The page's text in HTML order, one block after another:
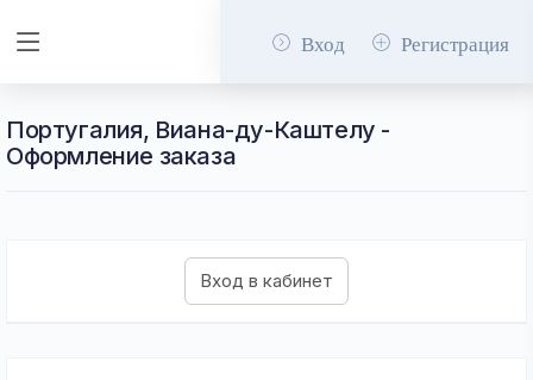
Вход Регистрация
Португалия, Виана-ду-Каштелу -
Оформление заказа